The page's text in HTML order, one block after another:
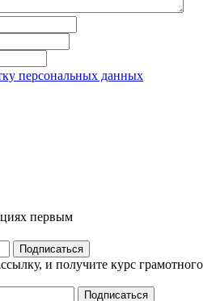
персональных данных
первым
и получите курс грамотного